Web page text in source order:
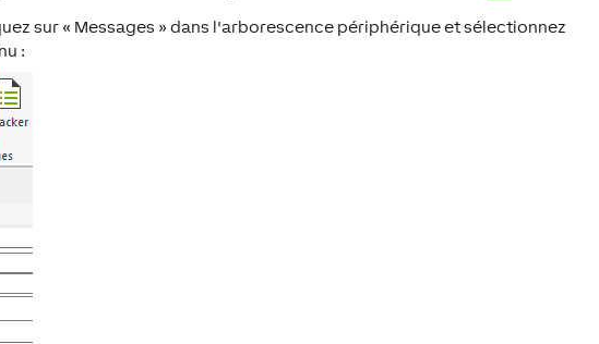
sur « Messages » dans l'arborescence périphérique et sélectionnez
: